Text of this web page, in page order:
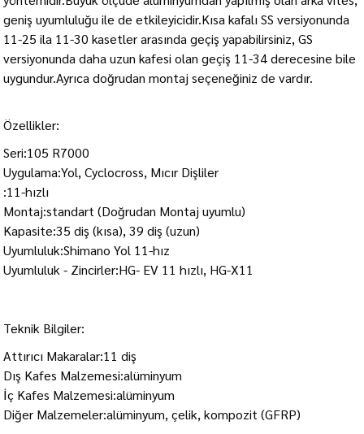
geniş uyumluluğu ile de etkileyicidir.Kısa kafalı SS versiyonunda
11-25 ila 11-30 kasetler arasında geçiş yapabilirsiniz, GS
versiyonunda daha uzun kafesi olan geçiş 11-34 derecesine bile
uygundur.Ayrıca doğrudan montaj seçeneğiniz de vardır.
Özellikler:
Seri:105 R7000
Uygulama:Yol, Cyclocross, Mıcır Dişliler
:11-hızlı
Montaj:standart (Doğrudan Montaj uyumlu)
Kapasite:35 diş (kısa), 39 diş (uzun)
Uyumluluk:Shimano Yol 11-hız
Uyumluluk - Zincirler:HG- EV 11 hızlı, HG-X11
Teknik Bilgiler:
Attırıcı Makaralar:11 diş
Dış Kafes Malzemesi:alüminyum
İç Kafes Malzemesi:alüminyum
Diğer Malzemeler:alüminyum, çelik, kompozit (GFRP)